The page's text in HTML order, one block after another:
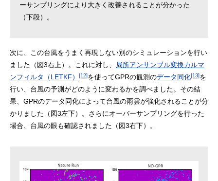
ーサンプリングにより大きく改善されることが分かった
（下段）。
次に、この台風をうまく再現しない別のシミュレーションを行い
ました（図3右上）。これに対し、
局所アンサンブル変換カルマ
ンフィルタ（LETKF）
[12]を使ってGPRの観測のデータ同化[13]を
行い、台風の予測がどのように変わるかを調べました。その結
果、GPRのデータ同化によって台風の雨雲が強化されることが分
かりました（図3左下）。さらにオーバーサンプリングを行った
場合、台風の眼も確認されました（図3右下）。